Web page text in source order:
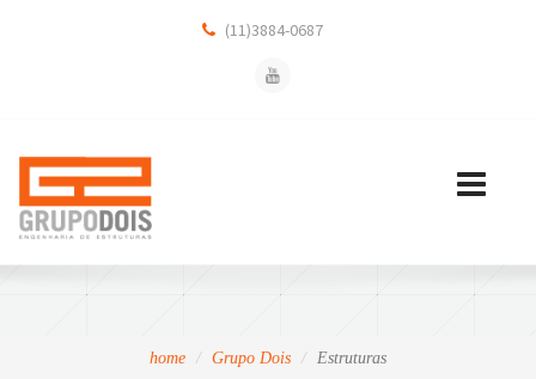
(11)3884-0687
Toggle
home Grupo Dois Estruturas